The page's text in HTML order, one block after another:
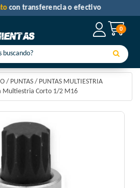
0
con transferencia o efectivo
/ PUNTAS / PUNTAS MULTIESTRIA
Multiestria Corto 1/2 M16